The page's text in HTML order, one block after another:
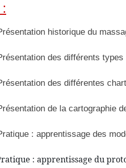
historique du
des différents types
des différentes
de la cartographie
: apprentissage des
: apprentissage du